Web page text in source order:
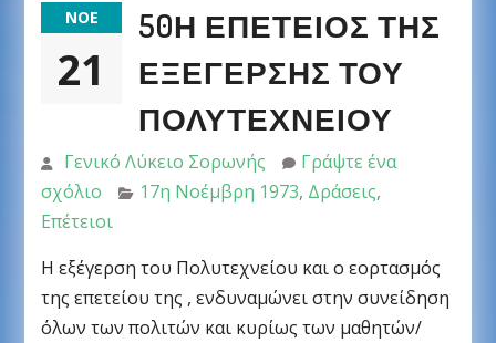
ΝΟΈ
21
50Η ΕΠΈΤΕΙΟΣ ΤΗΣ
ΕΞΈΓΕΡΣΗΣ ΤΟΥ
ΠΟΛΥΤΕΧΝΕΊΟΥ
Γενικό Λύκειο Σορωνής
Γράψτε ένα
σχόλιο
17η Νοέμβρη 1973, Δράσεις,
Επέτειοι
Η εξέγερση του Πολυτεχνείου και ο εορτασμός
της επετείου της , ενδυναμώνει στην συνείδηση
όλων των πολιτών και κυρίως των μαθητών/